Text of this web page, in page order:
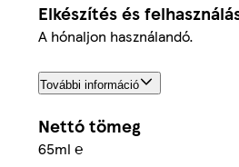
Elkészítés és
A hónaljon használandó.
További információ
Nettó tömeg
65ml ℮